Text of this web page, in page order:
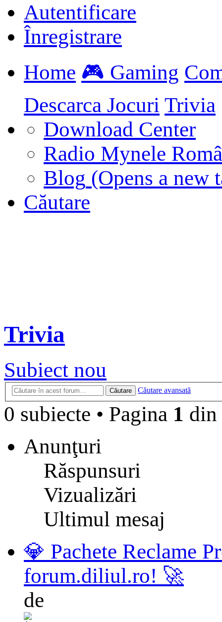
Autentificare
Înregistrare
Home 🎮 Gaming
Descarca Jocuri Trivia
Download Center
Radio Mynele
Blog (Opens a new
Căutare
Trivia
Subiect nou
Căutare Căutare avansată
0 subiecte • Pagina 1 din
Anunţuri
Răspunsuri
Vizualizări
Ultimul mesaj
💎 Pachete Reclame
forum.diliul.ro! 🚀
de